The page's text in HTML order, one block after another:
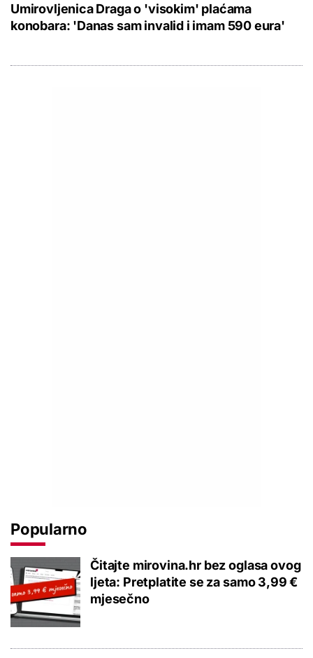
Umirovljenica Draga o 'visokim' plaćama
konobara: 'Danas sam invalid i imam 590 eura'
Popularno
Čitajte mirovina.hr bez oglasa ovog
ljeta: Pretplatite se za samo 3,99 €
mjesečno